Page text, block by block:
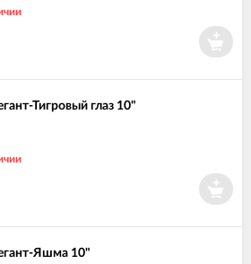
Тигровый глаз 10"
Яшма 10"